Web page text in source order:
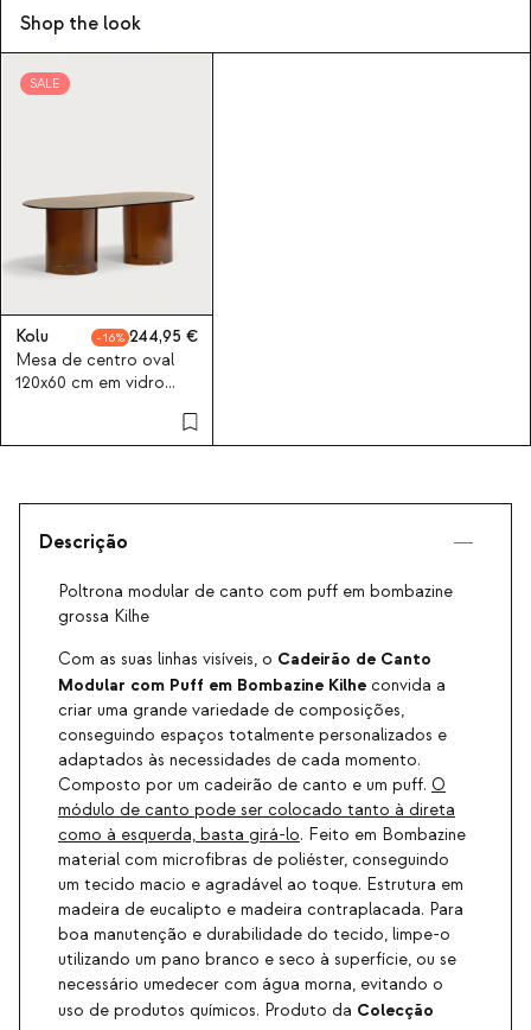
Shop the look
SALE
Kolu 16
244,95
Mesa de centro oval
120x60 cm em vidro
Descrição
Poltrona modular de canto com puff em bombazine
grossa Kilhe
Com as suas linhas visíveis, o Cadeirão de Canto
Modular com Puff em Bombazine Kilhe convida a
criar uma grande variedade de composições,
conseguindo espaços totalmente personalizados e
adaptados às necessidades de cada momento.
Composto por um cadeirão de canto e um puff. O
módulo de canto pode ser colocado tanto à direta
como à esquerda, basta girá-lo. Feito em Bombazine
material com microfibras de poliéster, conseguindo
um tecido macio e agradável ao toque. Estrutura em
madeira de eucalipto e madeira contraplacada. Para
boa manutenção e durabilidade do tecido, limpe-o
utilizando um pano branco e seco à superfície, ou se
necessário umedecer com água morna, evitando o
uso de produtos químicos. Produto da Colecção